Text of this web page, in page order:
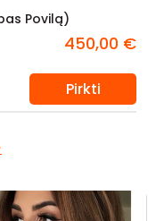
Povilą)
450,00 €
Pirkti